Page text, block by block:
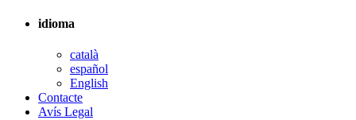
idioma
català
español
English
Contacte
Avís Legal